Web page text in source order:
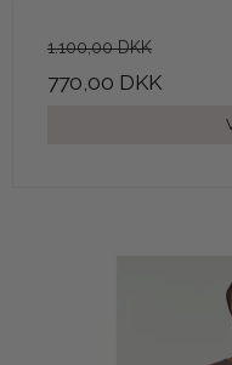
1.100,00 DKK
770,00 DKK